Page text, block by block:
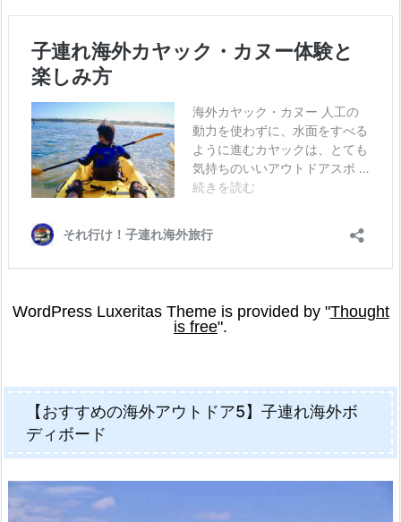
【おすすめの海外アウトドア5】子連れ海外ボ
ディボード